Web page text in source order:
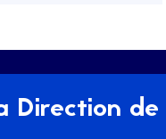
Direction de